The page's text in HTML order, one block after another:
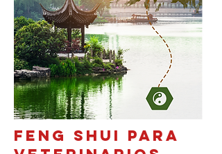
FENG SHUI PARA